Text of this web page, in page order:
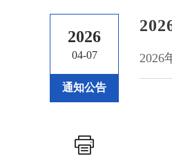
2026
04-07
通知公告
2026